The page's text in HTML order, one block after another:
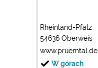
Rheinland-Pfalz
54636 Oberweis
www.pruemtal.de
W górach